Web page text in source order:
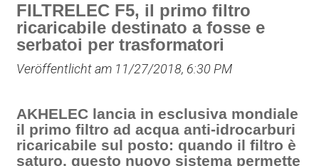
FILTRELEC F5, il primo filtro
ricaricabile destinato a fosse e
serbatoi per trasformatori
Veröffentlicht am 11/27/2018, 6:30 PM
AKHELEC lancia in esclusiva mondiale
il primo filtro ad acqua anti-idrocarburi
ricaricabile sul posto: quando il filtro è
saturo, questo nuovo sistema permette